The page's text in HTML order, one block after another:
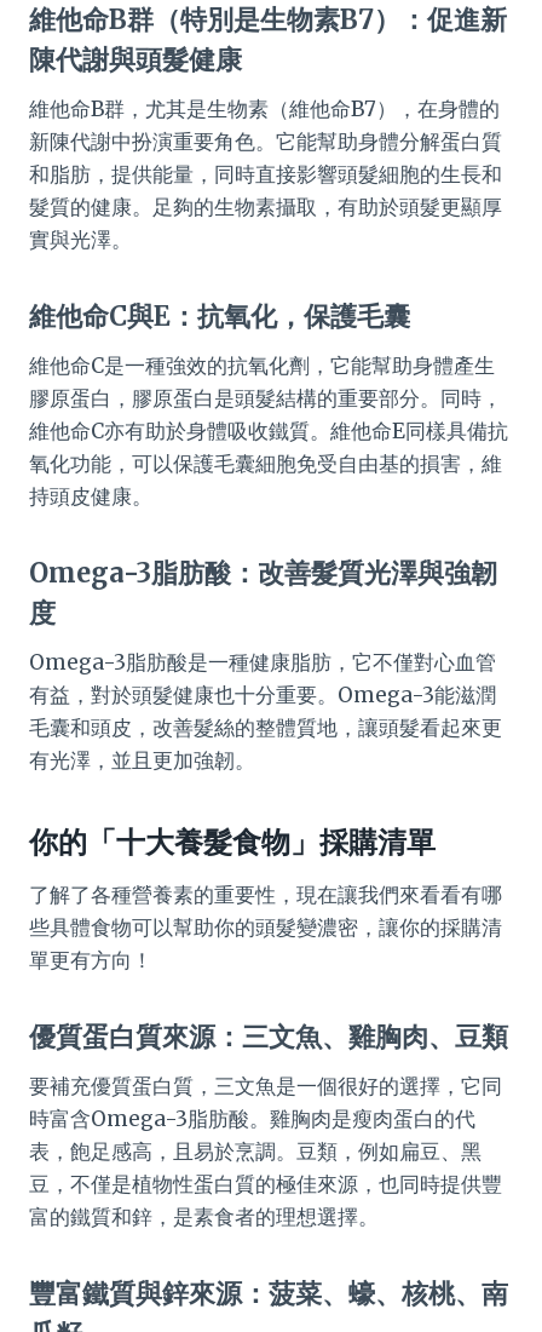
維他命B群（特別是生物素B7）：促進新
陳代謝與頭髮健康
維他命B群，尤其是生物素（維他命B7），在身體的
新陳代謝中扮演重要角色。它能幫助身體分解蛋白質
和脂肪，提供能量，同時直接影響頭髮細胞的生長和
髮質的健康。足夠的生物素攝取，有助於頭髮更顯厚
實與光澤。
維他命C與E：抗氧化，保護毛囊
維他命C是一種強效的抗氧化劑，它能幫助身體產生
膠原蛋白，膠原蛋白是頭髮結構的重要部分。同時，
維他命C亦有助於身體吸收鐵質。維他命E同樣具備抗
氧化功能，可以保護毛囊細胞免受自由基的損害，維
持頭皮健康。
Omega-3脂肪酸：改善髮質光澤與強韌
度
Omega-3脂肪酸是一種健康脂肪，它不僅對心血管
有益，對於頭髮健康也十分重要。Omega-3能滋潤
毛囊和頭皮，改善髮絲的整體質地，讓頭髮看起來更
有光澤，並且更加強韌。
你的「十大養髮食物」採購清單
了解了各種營養素的重要性，現在讓我們來看看有哪
些具體食物可以幫助你的頭髮變濃密，讓你的採購清
單更有方向！
優質蛋白質來源：三文魚、雞胸肉、豆類
要補充優質蛋白質，三文魚是一個很好的選擇，它同
時富含Omega-3脂肪酸。雞胸肉是瘦肉蛋白的代
表，飽足感高，且易於烹調。豆類，例如扁豆、黑
豆，不僅是植物性蛋白質的極佳來源，也同時提供豐
富的鐵質和鋅，是素食者的理想選擇。
豐富鐵質與鋅來源：菠菜、蠔、核桃、南